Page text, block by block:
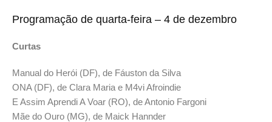
Programação de quarta-feira – 4 de dezembro
Curtas
Manual do Herói (DF), de Fáuston da Silva
ONA (DF), de Clara Maria e M4vi Afroindie
E Assim Aprendi A Voar (RO), de Antonio Fargoni
Mãe do Ouro (MG), de Maick Hannder